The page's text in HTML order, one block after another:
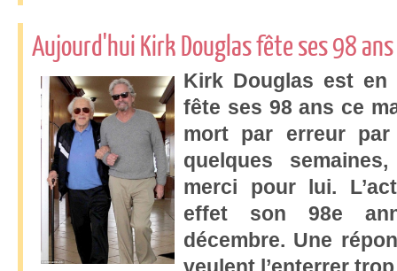
Aujourd'hui Kirk Douglas fête ses 98 ans
Kirk Douglas est en
fête ses 98 ans ce
mort par erreur
quelques
merci pour lui.
effet son 98e
décembre. Une